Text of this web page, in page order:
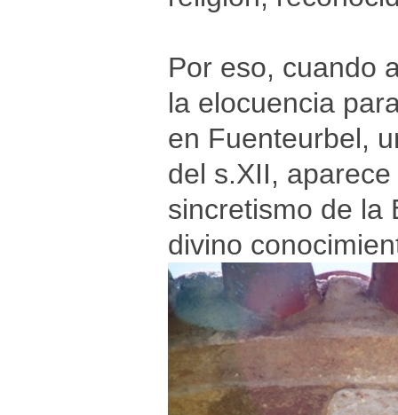
Por eso, cuando
la elocuencia
en Fuenteurbel,
del s.XII,
sincretismo de la
divino